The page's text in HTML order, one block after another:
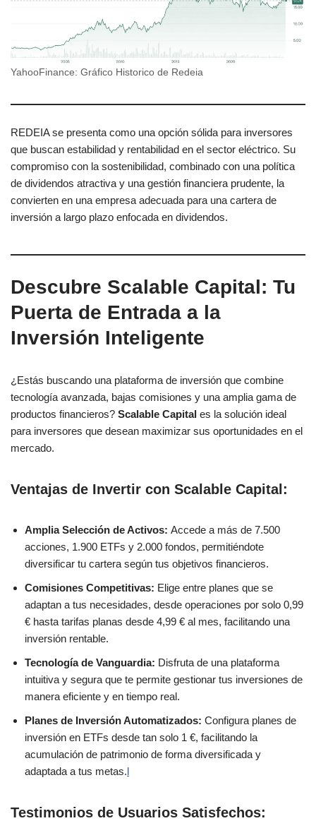
YahooFinance: Gráfico Historico de Redeia
REDEIA se presenta como una opción sólida para inversores
que buscan estabilidad y rentabilidad en el sector eléctrico. Su
compromiso con la sostenibilidad, combinado con una política
de dividendos atractiva y una gestión financiera prudente, la
convierten en una empresa adecuada para una cartera de
inversión a largo plazo enfocada en dividendos.
Descubre Scalable Capital: Tu
Puerta de Entrada a la
Inversión Inteligente
¿Estás buscando una plataforma de inversión que combine
tecnología avanzada, bajas comisiones y una amplia gama de
productos financieros? Scalable Capital es la solución ideal
para inversores que desean maximizar sus oportunidades en el
mercado.
Ventajas de Invertir con Scalable Capital:
Amplia Selección de Activos: Accede a más de 7.500
acciones, 1.900 ETFs y 2.000 fondos, permitiéndote
diversificar tu cartera según tus objetivos financieros.
Comisiones Competitivas: Elige entre planes que se
adaptan a tus necesidades, desde operaciones por solo 0,99
€ hasta tarifas planas desde 4,99 € al mes, facilitando una
inversión rentable.
Tecnología de Vanguardia: Disfruta de una plataforma
intuitiva y segura que te permite gestionar tus inversiones de
manera eficiente y en tiempo real.
Planes de Inversión Automatizados: Configura planes de
inversión en ETFs desde tan solo 1 €, facilitando la
acumulación de patrimonio de forma diversificada y
adaptada a tus metas.l
Testimonios de Usuarios Satisfechos: